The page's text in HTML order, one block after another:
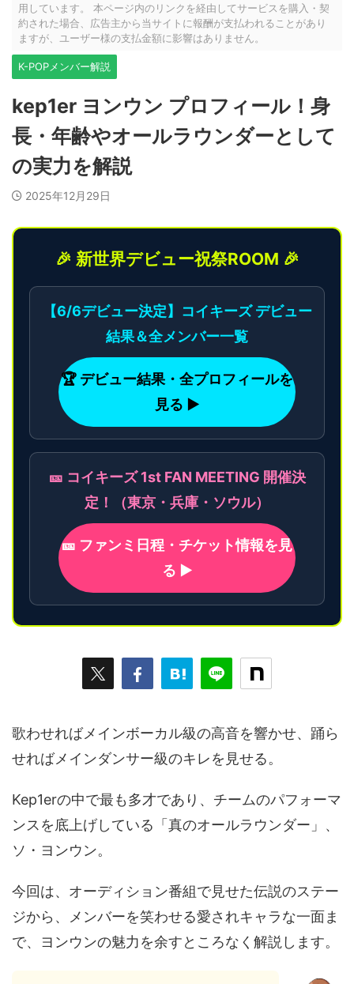
用しています。 本ページ内のリンクを経由してサービスを購入・契
約された場合、広告主から当サイトに報酬が支払われることがあり
ますが、ユーザー様の支払金額に影響はありません。
K-POPメンバー解説
kep1er ヨンウン プロフィール！身
長・年齢やオールラウンダーとして
の実力を解説
2025年12月29日
🎉 新世界デビュー祝祭ROOM 🎉
【6/6デビュー決定】コイキーズ デビュー
結果＆全メンバー一覧
🏆 デビュー結果・全プロフィールを
見る ▶
🎫 コイキーズ 1st FAN MEETING 開催決
定！（東京・兵庫・ソウル）
🎫 ファンミ日程・チケット情報を見
る ▶
歌わせればメインボーカル級の高音を響かせ、踊ら
せればメインダンサー級のキレを見せる。
Kep1erの中で最も多才であり、チームのパフォーマ
ンスを底上げしている「真のオールラウンダー」、
ソ・ヨンウン。
今回は、オーディション番組で見せた伝説のステー
ジから、メンバーを笑わせる愛されキャラな一面ま
で、ヨンウンの魅力を余すところなく解説します。